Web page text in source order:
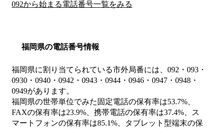
092から始まる電話番号一覧をみる
福岡県の電話番号情報
福岡県に割り当てられている市外局番には、092・093・
0930・0940・0942・0943・0944・0946・0947・0948・
0949があります。
福岡県の世帯単位でみた固定電話の保有率は53.7%、
FAXの保有率は23.9%、携帯電話の保有率は37.4%、ス
マートフォンの保有率は85.1%、タブレット型端末の保